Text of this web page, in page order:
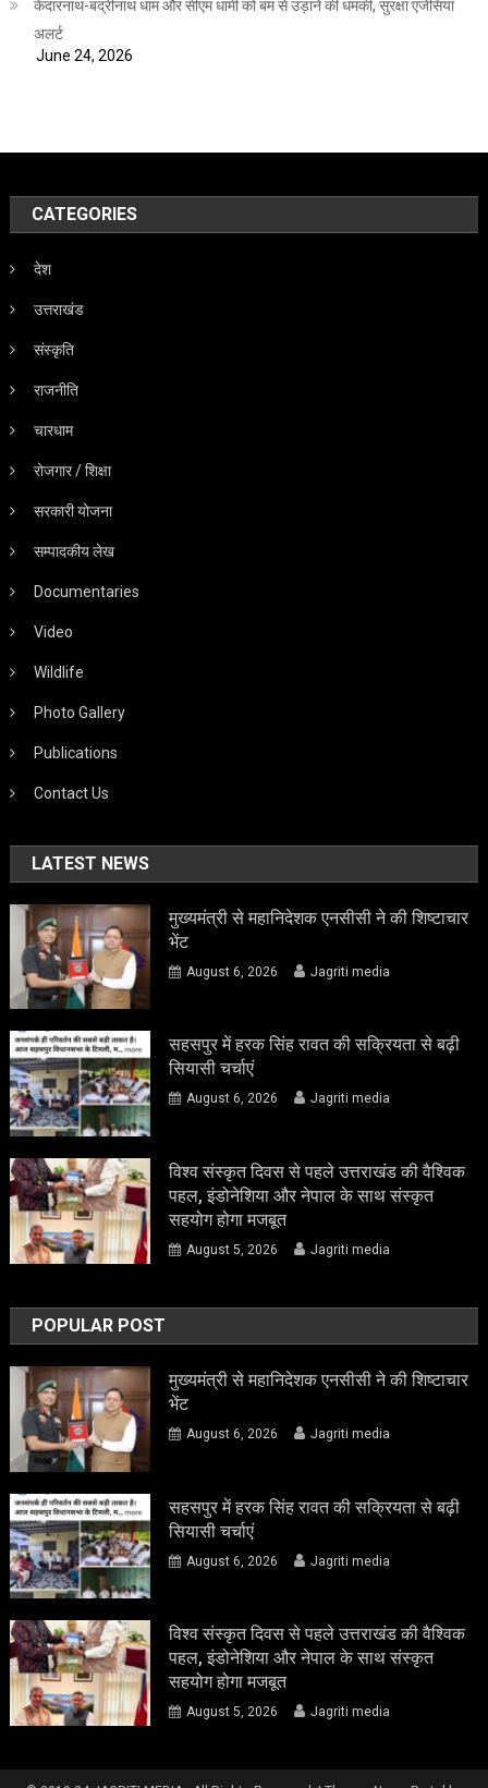
केदारनाथ-बद्रीनाथ धाम और सीएम धामी को बम से उड़ाने की धमकी, सुरक्षा एजेंसियां
अलर्ट
June 24, 2026
CATEGORIES
देश
उत्तराखंड
संस्कृति
राजनीति
चारधाम
रोजगार / शिक्षा
सरकारी योजना
सम्पादकीय लेख
Documentaries
Video
Wildlife
Photo Gallery
Publications
Contact Us
LATEST NEWS
मुख्यमंत्री से महानिदेशक एनसीसी ने की शिष्टाचार
भेंट
August 6, 2026 Jagriti media
सहसपुर में हरक सिंह रावत की सक्रियता से बढ़ी
सियासी चर्चाएं
August 6, 2026 Jagriti media
विश्व संस्कृत दिवस से पहले उत्तराखंड की वैश्विक
पहल, इंडोनेशिया और नेपाल के साथ संस्कृत
सहयोग होगा मजबूत
August 5, 2026 Jagriti media
POPULAR POST
मुख्यमंत्री से महानिदेशक एनसीसी ने की शिष्टाचार
भेंट
August 6, 2026 Jagriti media
सहसपुर में हरक सिंह रावत की सक्रियता से बढ़ी
सियासी चर्चाएं
August 6, 2026 Jagriti media
विश्व संस्कृत दिवस से पहले उत्तराखंड की वैश्विक
पहल, इंडोनेशिया और नेपाल के साथ संस्कृत
सहयोग होगा मजबूत
August 5, 2026 Jagriti media